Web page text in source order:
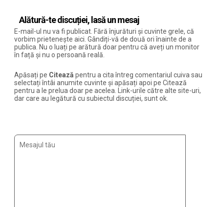
Alătură-te discuției, lasă un mesaj
E-mail-ul nu va fi publicat. Fără înjurături și cuvinte grele, că
vorbim prietenește aici. Gândiți-vă de două ori înainte de a
publica. Nu o luați pe arătură doar pentru că aveți un monitor
în față și nu o persoană reală.
Apăsați pe Citează pentru a cita întreg comentariul cuiva sau
selectați întâi anumite cuvinte și apăsați apoi pe Citează
pentru a le prelua doar pe acelea. Link-urile către alte site-uri,
dar care au legătură cu subiectul discuției, sunt ok.